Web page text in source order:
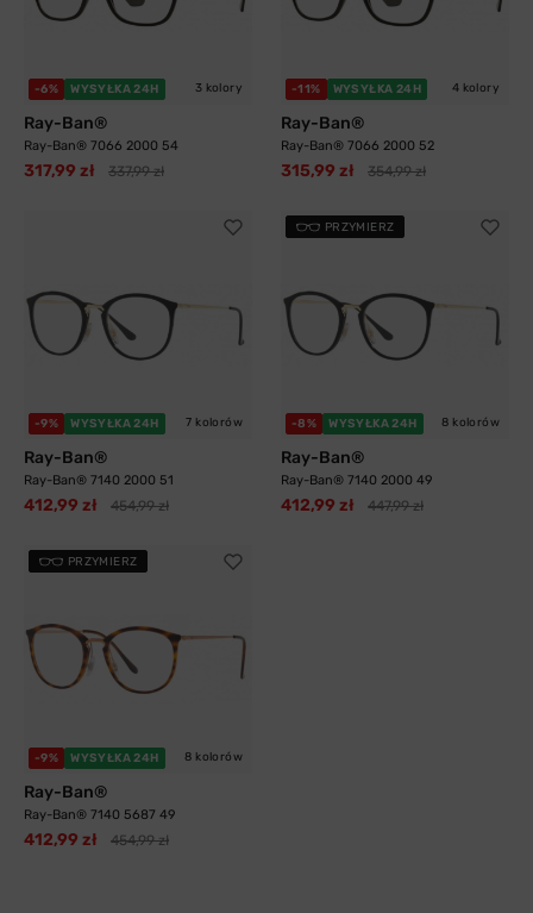
-6% WYSYŁKA 24H 3 kolory
Ray-Ban®
Ray-Ban® 7066 2000 54
317,99 zł 337,99 zł
-11% WYSYŁKA 24H 4 kolory
Ray-Ban®
Ray-Ban® 7066 2000 52
315,99 zł 354,99 zł
-9% WYSYŁKA 24H 7 kolorów
Ray-Ban®
Ray-Ban® 7140 2000 51
412,99 zł 454,99 zł
PRZYMIERZ
-8% WYSYŁKA 24H 8 kolorów
Ray-Ban®
Ray-Ban® 7140 2000 49
412,99 zł 447,99 zł
PRZYMIERZ
-9% WYSYŁKA 24H 8 kolorów
Ray-Ban®
Ray-Ban® 7140 5687 49
412,99 zł 454,99 zł